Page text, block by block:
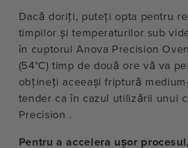
Dacă doriți, puteți opta pentru
timpilor și temperaturilor sub
în cuptorul Anova Precision
(54°C) timp de două ore vă va
obțineți aceeași friptură
tender ca în cazul utilizării unui
Precision .
Pentru a accelera ușor